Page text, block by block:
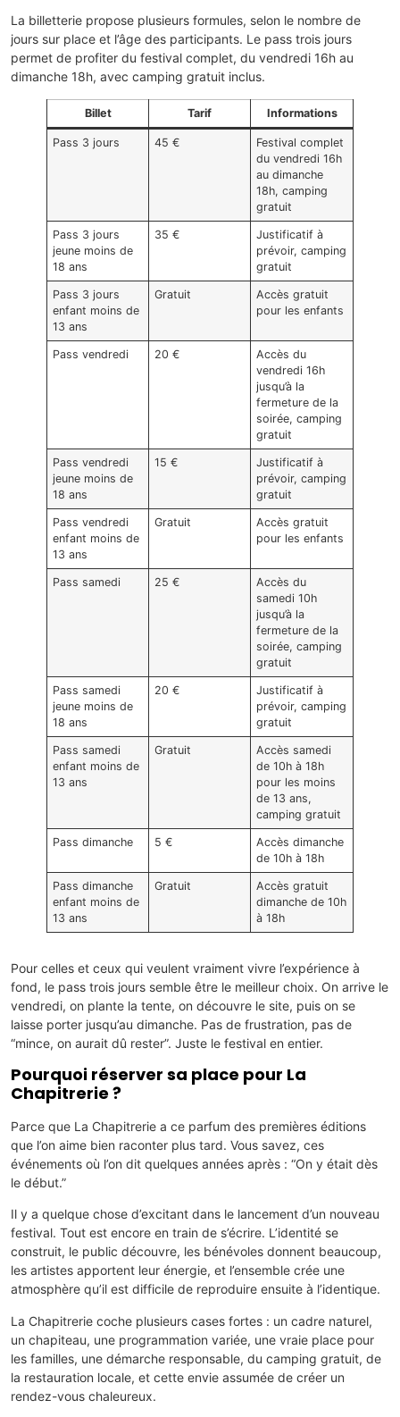
La billetterie propose plusieurs formules, selon le nombre de
jours sur place et l’âge des participants. Le pass trois jours
permet de profiter du festival complet, du vendredi 16h au
dimanche 18h, avec camping gratuit inclus.
Billet Tarif Informations
Pass 3 jours 45 €
Festival complet
du vendredi 16h
au dimanche
18h, camping
gratuit
Pass 3 jours
jeune moins de
18 ans
35 €
Justificatif à
prévoir, camping
gratuit
Pass 3 jours
enfant moins de
13 ans
Gratuit
Accès gratuit
pour les enfants
Pass vendredi 20 €
Accès du
vendredi 16h
jusqu’à la
fermeture de la
soirée, camping
gratuit
Pass vendredi
jeune moins de
18 ans
15 €
Justificatif à
prévoir, camping
gratuit
Pass vendredi
enfant moins de
13 ans
Gratuit
Accès gratuit
pour les enfants
Pass samedi 25 €
Accès du
samedi 10h
jusqu’à la
fermeture de la
soirée, camping
gratuit
Pass samedi
jeune moins de
18 ans
20 €
Justificatif à
prévoir, camping
gratuit
Pass samedi
enfant moins de
13 ans
Gratuit
Accès samedi
de 10h à 18h
pour les moins
de 13 ans,
camping gratuit
Pass dimanche 5 €
Accès dimanche
de 10h à 18h
Pass dimanche
enfant moins de
13 ans
Gratuit
Accès gratuit
dimanche de 10h
à 18h
Pour celles et ceux qui veulent vraiment vivre l’expérience à
fond, le pass trois jours semble être le meilleur choix. On arrive le
vendredi, on plante la tente, on découvre le site, puis on se
laisse porter jusqu’au dimanche. Pas de frustration, pas de
“mince, on aurait dû rester”. Juste le festival en entier.
Pourquoi réserver sa place pour La
Chapitrerie ?
Parce que La Chapitrerie a ce parfum des premières éditions
que l’on aime bien raconter plus tard. Vous savez, ces
événements où l’on dit quelques années après : “On y était dès
le début.”
Il y a quelque chose d’excitant dans le lancement d’un nouveau
festival. Tout est encore en train de s’écrire. L’identité se
construit, le public découvre, les bénévoles donnent beaucoup,
les artistes apportent leur énergie, et l’ensemble crée une
atmosphère qu’il est difficile de reproduire ensuite à l’identique.
La Chapitrerie coche plusieurs cases fortes : un cadre naturel,
un chapiteau, une programmation variée, une vraie place pour
les familles, une démarche responsable, du camping gratuit, de
la restauration locale, et cette envie assumée de créer un
rendez-vous chaleureux.